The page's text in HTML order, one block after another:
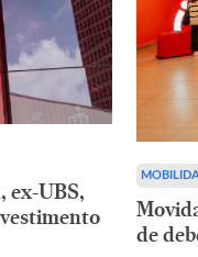
ex-UBS,
de